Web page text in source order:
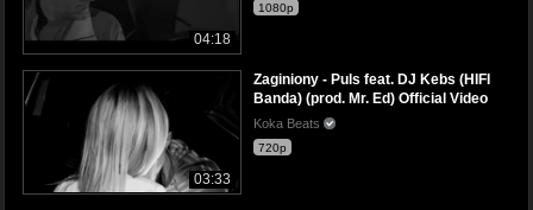
04:18
1080p
03:33
Zaginiony - Puls feat. DJ Kebs (HIFI
Banda) (prod. Mr. Ed) Official Video
Koka Beats
720p